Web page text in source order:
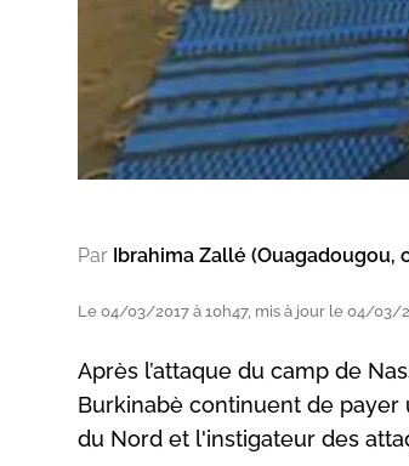
Par Ibrahima Zallé (Ouagadougou,
Le 04/03/2017 à 10h47, mis à jour le 04/03/
Après l’attaque du camp de
Burkinabè continuent de
du Nord et l'instigateur des